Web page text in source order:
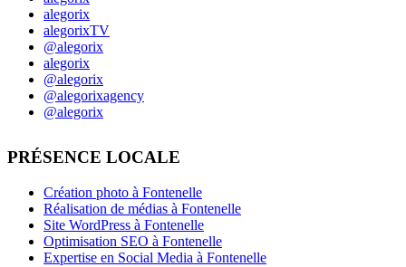
alegorix
alegorixTV
@alegorix
alegorix
@alegorix
@alegorixagency
@alegorix
PRÉSENCE LOCALE
Création photo à Fontenelle
Réalisation de médias à Fontenelle
Site WordPress à Fontenelle
Optimisation SEO à Fontenelle
Expertise en Social Media à Fontenelle